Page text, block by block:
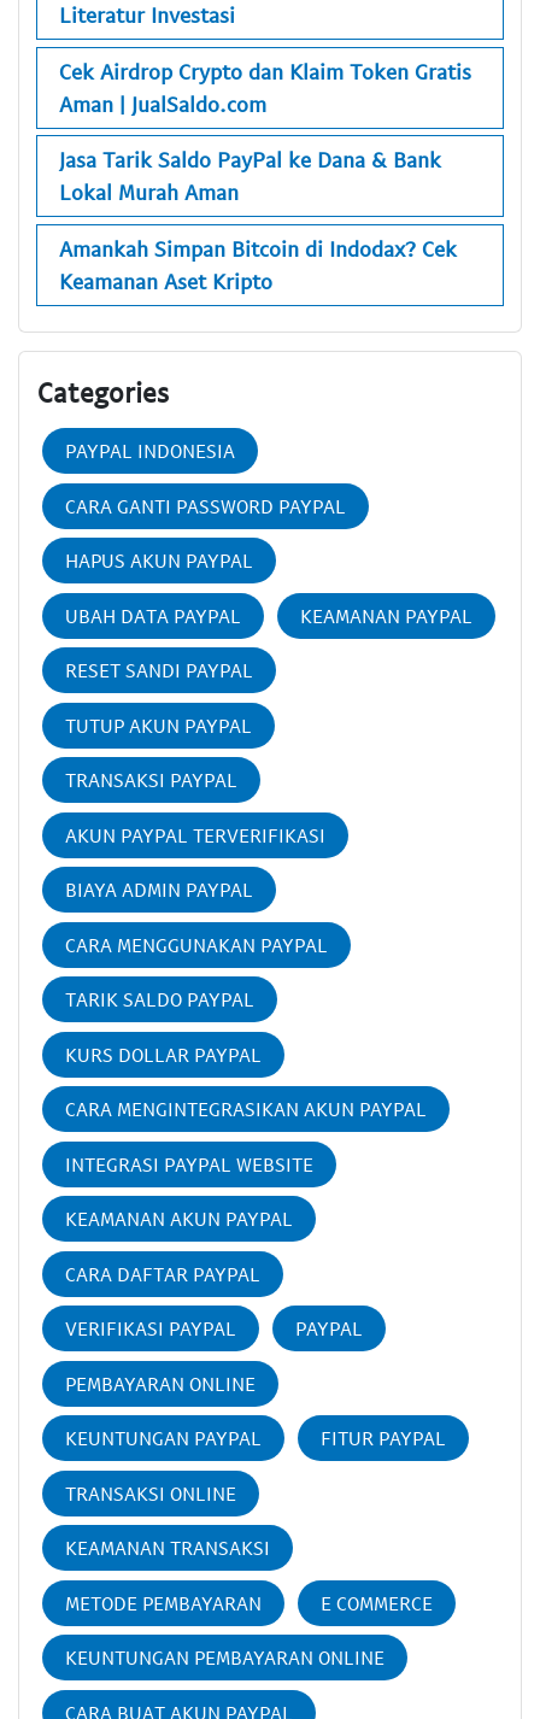
Literatur Investasi
Cek Airdrop Crypto dan Klaim Token Gratis
Aman | JualSaldo.com
Jasa Tarik Saldo PayPal ke Dana & Bank
Lokal Murah Aman
Amankah Simpan Bitcoin di Indodax? Cek
Keamanan Aset Kripto
Categories
PAYPAL INDONESIA
CARA GANTI PASSWORD PAYPAL
HAPUS AKUN PAYPAL
UBAH DATA PAYPAL KEAMANAN PAYPAL
RESET SANDI PAYPAL
TUTUP AKUN PAYPAL
TRANSAKSI PAYPAL
AKUN PAYPAL TERVERIFIKASI
BIAYA ADMIN PAYPAL
CARA MENGGUNAKAN PAYPAL
TARIK SALDO PAYPAL
KURS DOLLAR PAYPAL
CARA MENGINTEGRASIKAN AKUN PAYPAL
INTEGRASI PAYPAL WEBSITE
KEAMANAN AKUN PAYPAL
CARA DAFTAR PAYPAL
VERIFIKASI PAYPAL PAYPAL
PEMBAYARAN ONLINE
KEUNTUNGAN PAYPAL FITUR PAYPAL
TRANSAKSI ONLINE
KEAMANAN TRANSAKSI
METODE PEMBAYARAN E COMMERCE
KEUNTUNGAN PEMBAYARAN ONLINE
CARA BUAT AKUN PAYPAL